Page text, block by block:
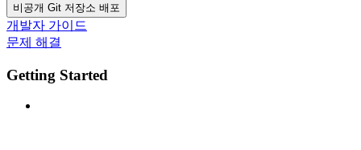
비공개 Git 저장소 배포
개발자 가이드
문제 해결
Getting Started